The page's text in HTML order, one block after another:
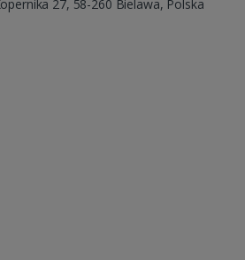
27, 58-260 Bielawa, Polska